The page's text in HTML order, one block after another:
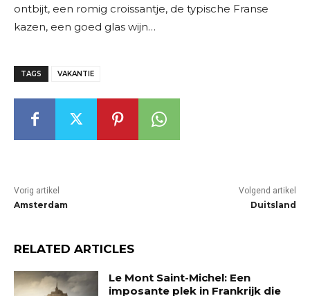
ontbijt, een romig croissantje, de typische Franse
kazen, een goed glas wijn…
TAGS VAKANTIE
Vorig artikel
Amsterdam
Volgend artikel
Duitsland
RELATED ARTICLES
Le Mont Saint-Michel: Een
imposante plek in Frankrijk die